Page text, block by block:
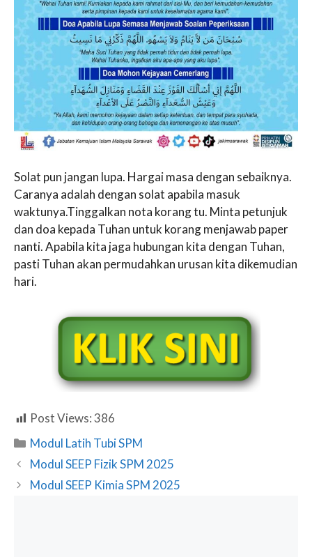
Solat pun jangan lupa. Hargai masa dengan sebaiknya.
Caranya adalah dengan solat apabila masuk
waktunya.Tinggalkan nota korang tu. Minta petunjuk
dan doa kepada Tuhan untuk korang menjawab paper
nanti. Apabila kita jaga hubungan kita dengan Tuhan,
pasti Tuhan akan permudahkan urusan kita dikemudian
hari.
Post Views:386
Categories
Modul Latih Tubi SPM
Modul SEEP Fizik SPM 2025
Modul SEEP Kimia SPM 2025